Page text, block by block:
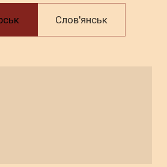
Слов'янськ